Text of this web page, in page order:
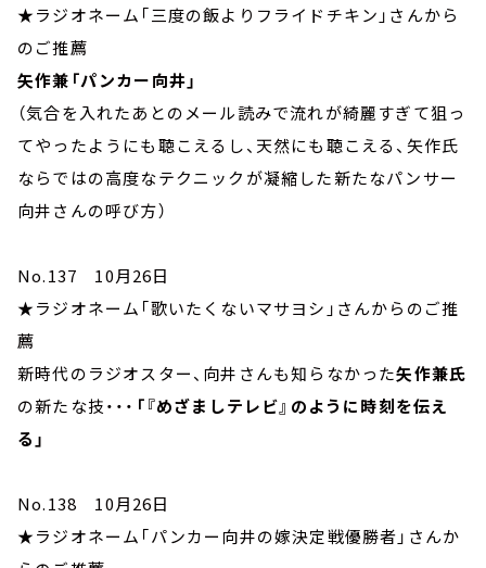
★ラジオネーム「三度の飯よりフライドチキン」さんから
のご推薦
矢作兼「パンカー向井」
（気合を入れたあとのメール読みで流れが綺麗すぎて狙っ
てやったようにも聴こえるし、天然にも聴こえる、矢作氏
ならではの高度なテクニックが凝縮した新たなパンサー
向井さんの呼び方）
No.137 10月26日
★ラジオネーム「歌いたくないマサヨシ」さんからのご推
薦
新時代のラジオスター、向井さんも知らなかった矢作兼氏
の新たな技・・・ 「『めざましテレビ』のように時刻を伝え
る」
No.138 10月26日
★ラジオネーム「パンカー向井の嫁決定戦優勝者」さんか